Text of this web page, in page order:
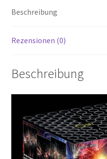
Beschreibung
Rezensionen (0)
Beschreibung